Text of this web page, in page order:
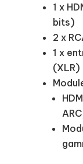
1 x
bits)
2 x
1 x
(XLR)